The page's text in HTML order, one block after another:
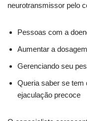
neurotransmissor pelo
Pessoas com a
Aumentar a dosagem
Gerenciando seu
Queria saber se tem
ejaculação precoce